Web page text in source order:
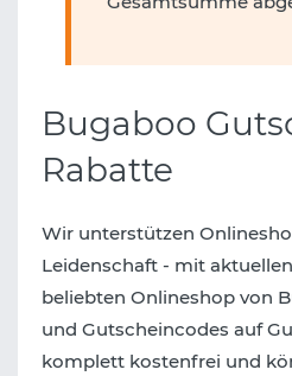
Bugaboo
Rabatte
Wir unterstützen
Leidenschaft - mit
beliebten Onlineshop von
und Gutscheincodes auf
komplett kostenfrei und